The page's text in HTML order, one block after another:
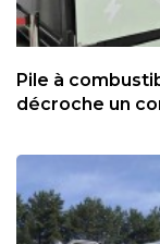
Pile à
décroche un